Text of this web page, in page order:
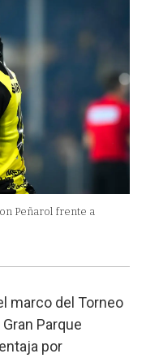
Peñarol frente a
marco del Torneo
Parque
por